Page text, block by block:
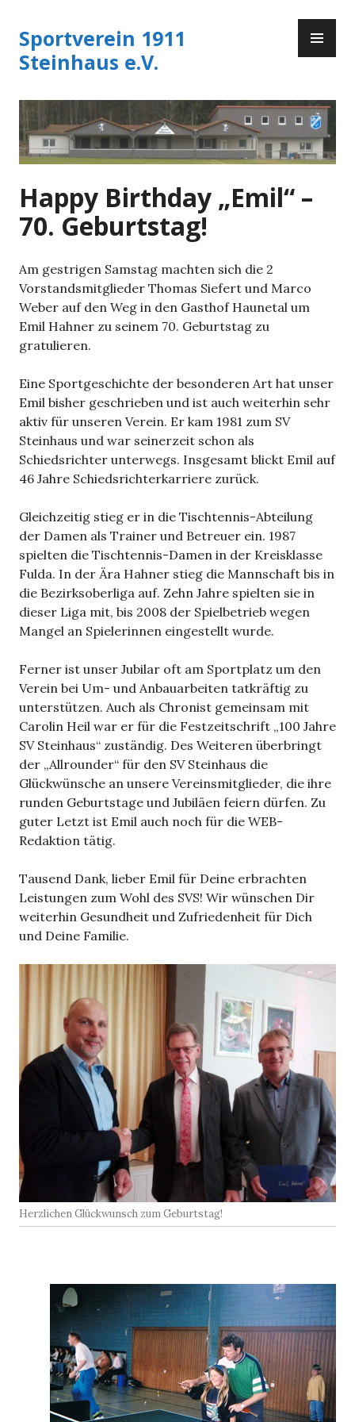
Inhalt
springen
Sportverein 1911
Steinhaus e.V.
Happy Birthday „Emil“ –
70. Geburtstag!
Am gestrigen Samstag machten sich die 2
Vorstandsmitglieder Thomas Siefert und Marco
Weber auf den Weg in den Gasthof Haunetal um
Emil Hahner zu seinem 70. Geburtstag zu
gratulieren.
Eine Sportgeschichte der besonderen Art hat unser
Emil bisher geschrieben und ist auch weiterhin sehr
aktiv für unseren Verein. Er kam 1981 zum SV
Steinhaus und war seinerzeit schon als
Schiedsrichter unterwegs. Insgesamt blickt Emil auf
46 Jahre Schiedsrichterkarriere zurück.
Gleichzeitig stieg er in die Tischtennis-Abteilung
der Damen als Trainer und Betreuer ein. 1987
spielten die Tischtennis-Damen in der Kreisklasse
Fulda. In der Ära Hahner stieg die Mannschaft bis in
die Bezirksoberliga auf. Zehn Jahre spielten sie in
dieser Liga mit, bis 2008 der Spielbetrieb wegen
Mangel an Spielerinnen eingestellt wurde.
Ferner ist unser Jubilar oft am Sportplatz um den
Verein bei Um- und Anbauarbeiten tatkräftig zu
unterstützen. Auch als Chronist gemeinsam mit
Carolin Heil war er für die Festzeitschrift „100 Jahre
SV Steinhaus“ zuständig. Des Weiteren überbringt
der „Allrounder“ für den SV Steinhaus die
Glückwünsche an unsere Vereinsmitglieder, die ihre
runden Geburtstage und Jubiläen feiern dürfen. Zu
guter Letzt ist Emil auch noch für die WEB-
Redaktion tätig.
Tausend Dank, lieber Emil für Deine erbrachten
Leistungen zum Wohl des SVS! Wir wünschen Dir
weiterhin Gesundheit und Zufriedenheit für Dich
und Deine Familie.
Herzlichen Glückwunsch zum Geburtstag!